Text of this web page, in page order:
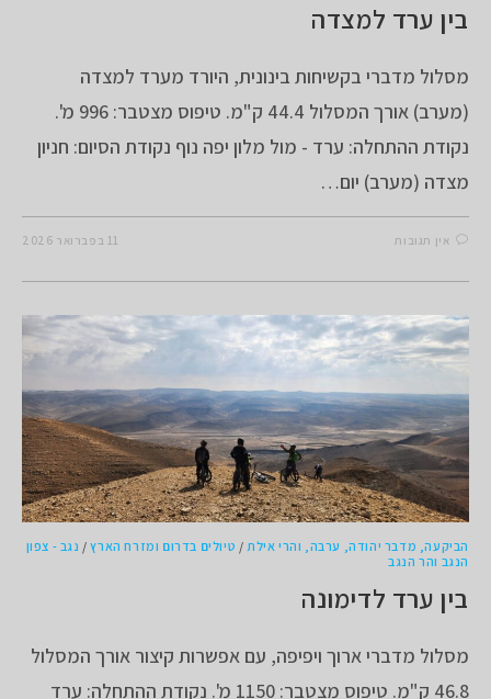
בין ערד למצדה
מסלול מדברי בקשיחות בינונית, היורד מערד למצדה
(מערב) אורך המסלול 44.4 ק"מ. טיפוס מצטבר: 996 מ'.
נקודת ההתחלה: ערד - מול מלון יפה נוף נקודת הסיום: חניון
מצדה (מערב) יום…
אין תגובות 11 בפברואר 2026
הביקעה, מדבר יהודה, ערבה, והרי אילת / טיולים בדרום ומזרח הארץ/ נגב - צפון
הנגב והר הנגב
בין ערד לדימונה
מסלול מדברי ארוך ויפיפה, עם אפשרות קיצור אורך המסלול
46.8 ק"מ. טיפוס מצטבר: 1150 מ'. נקודת ההתחלה: ערד